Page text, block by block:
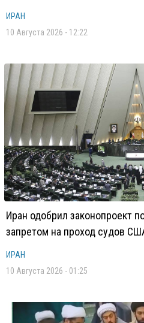
ИРАН
10 Августа 2026 - 12:22
Иран одобрил законопроект
запретом на проход судов
ИРАН
10 Августа 2026 - 01:25